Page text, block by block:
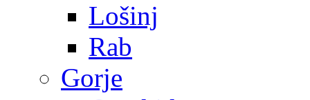
Lošinj
Rab
Gorje